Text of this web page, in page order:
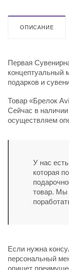
ОПИСАНИЕ
Первая
концептуальный
подарков и
Товар «Брелок
Сейчас в
осуществляем
У нас
которая
товар. Мы
Если нужна
персональный
опишет